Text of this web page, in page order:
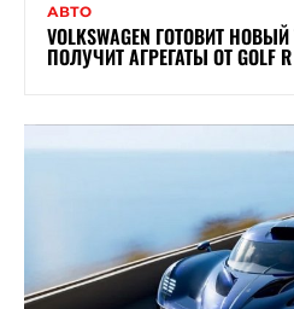
АВТО
VOLKSWAGEN ГОТОВИТ
ПОЛУЧИТ АГРЕГАТЫ ОТ GOLF R